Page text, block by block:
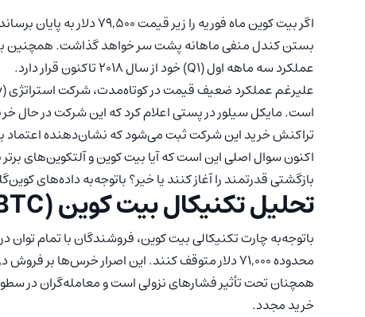
اگر بیت کوین ماه فوریه را
عملکرد سه ماهه اول (Q1) خود از سال ۲۰۱۸ تاکنون قرار دارد.
است. مایکل سیلور در پستی اعلام کرد که این شرکت در حال
تراکنش خرید این شرکت ثبت می‌شود که نشان‌دهنده اعتماد
اکنون سوال اصلی این است که آیا بیت کوین و آلتکوین‌های
بازگشتی قدرتمند را آغاز کنند یا خیر؟ باتوجه‌به داده‌های
تحلیل تکنیکال بیت کوین (BTC)
باتوجه‌به چارت تکنیکالی بیت کوین، فروشندگان با تمام توان
محدوده ۷۱,۰۰۰ دلار متوقف کنند. این اصرار
همچنان تحت تأثیر فشارهای نزولی است و معامله‌گران در
خرید مجدد.